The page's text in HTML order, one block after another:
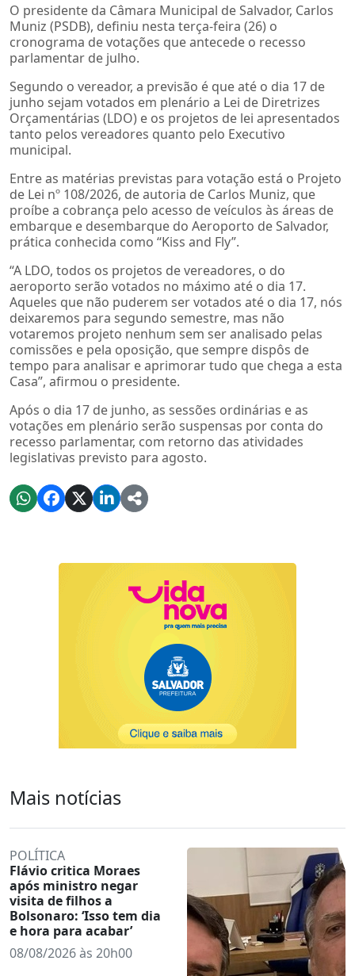
O presidente da Câmara Municipal de Salvador, Carlos
Muniz (PSDB), definiu nesta terça-feira (26) o
cronograma de votações que antecede o recesso
parlamentar de julho.
Segundo o vereador, a previsão é que até o dia 17 de
junho sejam votados em plenário a Lei de Diretrizes
Orçamentárias (LDO) e os projetos de lei apresentados
tanto pelos vereadores quanto pelo Executivo
municipal.
Entre as matérias previstas para votação está o Projeto
de Lei nº 108/2026, de autoria de Carlos Muniz, que
proíbe a cobrança pelo acesso de veículos às áreas de
embarque e desembarque do Aeroporto de Salvador,
prática conhecida como “Kiss and Fly”.
“A LDO, todos os projetos de vereadores, o do
aeroporto serão votados no máximo até o dia 17.
Aqueles que não puderem ser votados até o dia 17, nós
deixaremos para segundo semestre, mas não
votaremos projeto nenhum sem ser analisado pelas
comissões e pela oposição, que sempre dispôs de
tempo para analisar e aprimorar tudo que chega a esta
Casa”, afirmou o presidente.
Após o dia 17 de junho, as sessões ordinárias e as
votações em plenário serão suspensas por conta do
recesso parlamentar, com retorno das atividades
legislativas previsto para agosto.
Mais notícias
POLÍTICA
Flávio critica Moraes
após ministro negar
visita de filhos a
Bolsonaro: ‘Isso tem dia
e hora para acabar’
08/08/2026 às 20h00